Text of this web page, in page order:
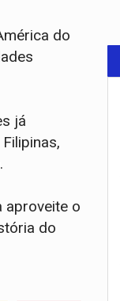
do
já
aproveite o
do